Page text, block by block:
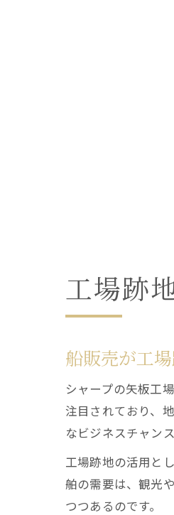
工場跡
船販売が工
シャープの矢板工
注目されており、
なビジネスチャン
工場跡地の活用と
舶の需要は、観光
つつあるのです。